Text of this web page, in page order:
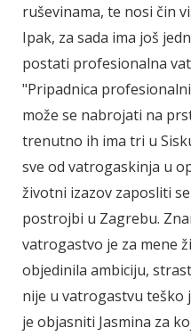
ruševinama, te nosi čin
Ipak, za sada ima još
postati profesionalna
"Pripadnica
može se nabrojati na
trenutno ih ima tri u
sve od vatrogaskinja u
životni izazov zaposliti
postrojbi u Zagrebu.
vatrogastvo je za mene
objedinila ambiciju,
nije u vatrogastvu teško
je objasniti Jasmina za